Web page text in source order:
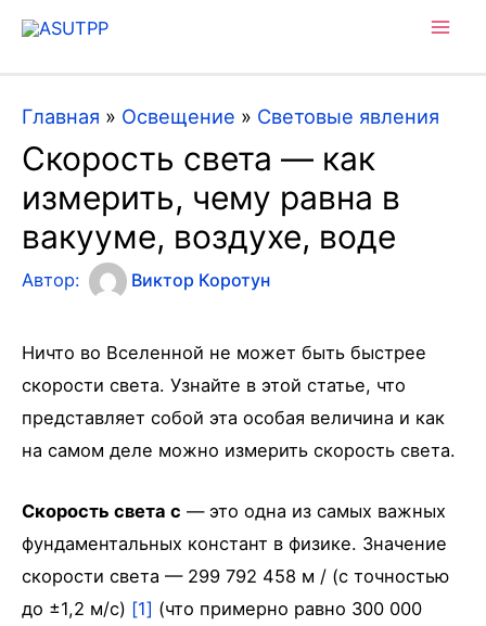
Главная » Освещение » Световые явления
Скорость света — как
измерить, чему равна в
вакууме, воздухе, воде
Автор: Виктор Коротун
Ничто во Вселенной не может быть быстрее
скорости света. Узнайте в этой статье, что
представляет собой эта особая величина и как
на самом деле можно измерить скорость света.
Скорость света c — это одна из самых важных
фундаментальных констант в физике. Значение
скорости света — 299 792 458 м / (с точностью
до ±1,2 м/с) [1] (что примерно равно 300 000